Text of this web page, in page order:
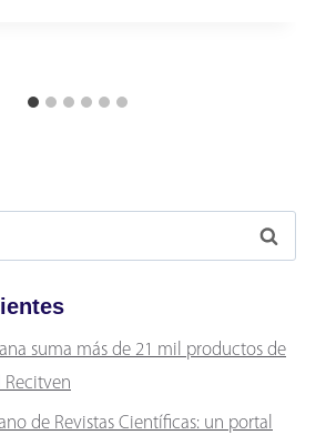
suma más de 21 mil productos de
de Revistas Científicas: un portal